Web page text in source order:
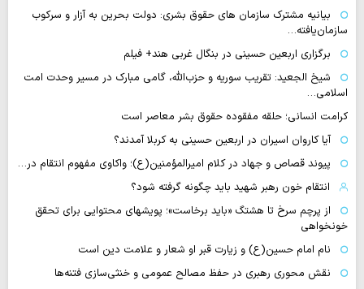
بیانیه مشترک سازمان های حقوق بشری: دولت بحرین به آزار و سرکوب
سازمان‌یافته…
برگزاری اربعین حسینی در بنگال غربی هند+ فیلم
شیخ الجعید: تقریب سوریه و حزب‌الله، گامی مبارک در مسیر وحدت امت
اسلامی…
کرامت انسانی؛ حلقه مفقوده حقوق بشر معاصر است
آیا کاروان اسیران در اربعین حسینی به کربلا آمدند؟
پیوند قصاص و جهاد در کلام امیرالمؤمنین(ع)؛ واکاوی مفهوم انتقام در…
انتقام خون رهبر شهید باید چگونه گرفته شود؟
از پرچم سرخ تا هشتگ «باید برخاست»؛ پویشهای محتوایی برای تحقق
خونخواهی
نام امام حسین(ع) و زیارت قبر او شعار و علامت دین است
نقش محوری رهبری در حفظ مصالح عمومی و خنثی‌سازی فتنه‌ها